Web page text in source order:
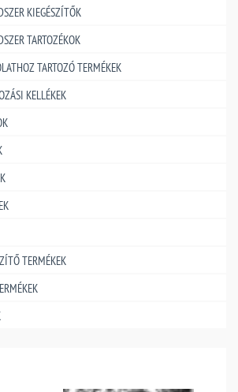
KIEGÉSZÍTŐK
TARTOZÉKOK
TARTOZÓ TERMÉKEK
KELLÉKEK
TERMÉKEK